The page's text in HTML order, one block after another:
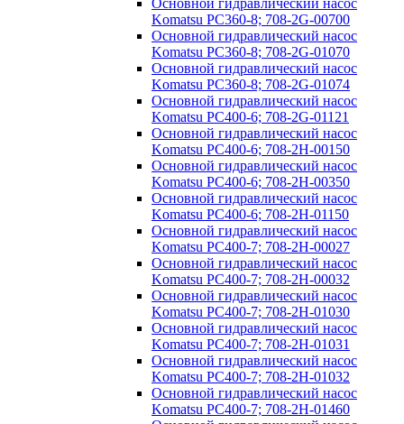
Komatsu PC360-8; 708-2G-00700
Основной гидравлический насос
Komatsu PC360-8; 708-2G-01070
Основной гидравлический насос
Komatsu PC360-8; 708-2G-01074
Основной гидравлический насос
Komatsu PC400-6; 708-2G-01121
Основной гидравлический насос
Komatsu PC400-6; 708-2H-00150
Основной гидравлический насос
Komatsu PC400-6; 708-2H-00350
Основной гидравлический насос
Komatsu PC400-6; 708-2H-01150
Основной гидравлический насос
Komatsu PC400-7; 708-2H-00027
Основной гидравлический насос
Komatsu PC400-7; 708-2H-00032
Основной гидравлический насос
Komatsu PC400-7; 708-2H-01030
Основной гидравлический насос
Komatsu PC400-7; 708-2H-01031
Основной гидравлический насос
Komatsu PC400-7; 708-2H-01032
Основной гидравлический насос
Komatsu PC400-7; 708-2H-01460